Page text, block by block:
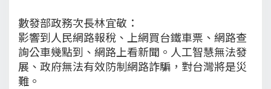
數發部政務次長林宜敬：
影響到人民網路報稅、上網買台鐵車票、網路查
詢公車幾點到、網路上看新聞。人工智慧無法發
展、政府無法有效防制網路詐騙，對台灣將是災
難。